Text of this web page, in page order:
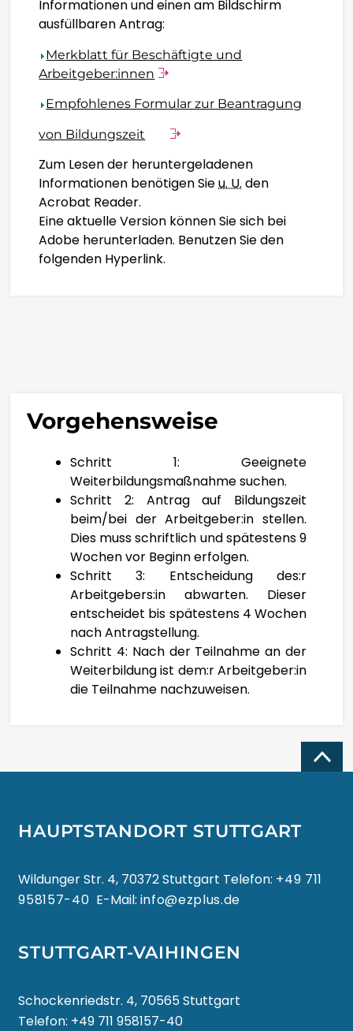
ΕΛΛΗΝΙΚΆ
ગુજરાતી
KREYOL AYISYEN
HARSHEN HAUSA
ŌLELO HAWAIʻI
עִבְרִית
BAHASA INDONESIA
GAEILGE
ITALIANO
日本語
BASA JAWA
한국어
كوردی‎
ພາສາລາວ
LATIN
Informationen und einen am Bildschirm
ausfüllbaren Antrag:
Merkblatt für Beschäftigte und
Arbeitgeber:innen
Empfohlenes Formular zur Beantragung
von Bildungszeit
Zum Lesen der heruntergeladenen
Informationen benötigen Sieu. U. den
Acrobat Reader.
Eine aktuelle Version können Sie sich bei
Adobe herunterladen. Benutzen Sie den
folgenden Hyperlink.
Vorgehensweise
Schritt 1: Geeignete
Weiterbildungsmaßnahme suchen.
Schritt 2: Antrag auf Bildungszeit
beim/bei der Arbeitgeber:in stellen.
Dies muss schriftlich und spätestens 9
Wochen vor Beginn erfolgen.
Schritt 3: Entscheidung des:r
Arbeitgebers:in abwarten. Dieser
entscheidet bis spätestens 4 Wochen
nach Antragstellung.
Schritt 4: Nach der Teilnahme an der
Weiterbildung ist dem:r Arbeitgeber:in
die Teilnahme nachzuweisen.
Top
HAUPTSTANDORT STUTTGART
Wildunger Str. 4, 70372 Stuttgart Telefon: +49 711
958157-40 E-Mail: info@ezplus.de
STUTTGART-VAIHINGEN
Schockenriedstr. 4, 70565 Stuttgart
Telefon: +49 711 958157-40